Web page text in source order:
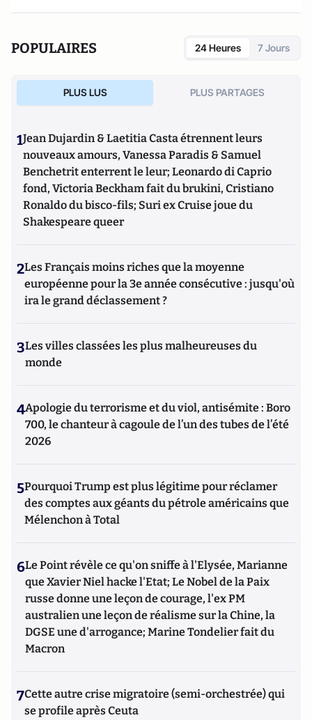
POPULAIRES 24 Heures 7 Jours
PLUS LUS PLUS PARTAGES
1Jean Dujardin & Laetitia Casta étrennent leurs
nouveaux amours, Vanessa Paradis & Samuel
Benchetrit enterrent le leur; Leonardo di Caprio
fond, Victoria Beckham fait du brukini, Cristiano
Ronaldo du bisco-fils; Suri ex Cruise joue du
Shakespeare queer
2Les Français moins riches que la moyenne
européenne pour la 3e année consécutive : jusqu'où
ira le grand déclassement ?
3Les villes classées les plus malheureuses du
monde
4Apologie du terrorisme et du viol, antisémite : Boro
700, le chanteur à cagoule de l’un des tubes de l’été
2026
5Pourquoi Trump est plus légitime pour réclamer
des comptes aux géants du pétrole américains que
Mélenchon à Total
6Le Point révèle ce qu'on sniffe à l'Elysée, Marianne
que Xavier Niel hacke l'Etat; Le Nobel de la Paix
russe donne une leçon de courage, l'ex PM
australien une leçon de réalisme sur la Chine, la
DGSE une d'arrogance; Marine Tondelier fait du
Macron
7Cette autre crise migratoire (semi-orchestrée) qui
se profile après Ceuta